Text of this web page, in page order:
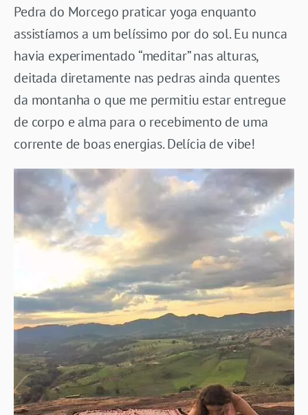
Pedra do Morcego praticar yoga enquanto
assistíamos a um belíssimo por do sol. Eu nunca
havia experimentado “meditar” nas alturas,
deitada diretamente nas pedras ainda quentes
da montanha o que me permitiu estar entregue
de corpo e alma para o recebimento de uma
corrente de boas energias. Delícia de vibe!